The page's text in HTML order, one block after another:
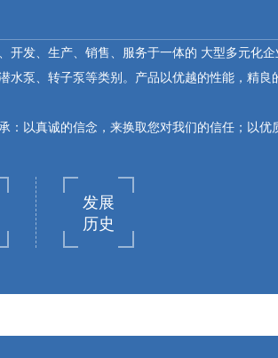
开发、生产、销售、服务于一体的 大型多元化
水泵、转子泵等类别。产品以优越的性能，精
：以真诚的信念，来换取您对我们的信任；以
发展
历史